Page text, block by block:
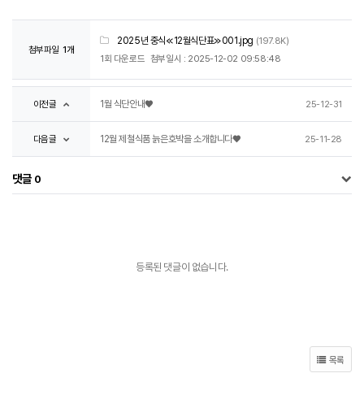
첨부파일 1개
2025년 중식≪12월식단표≫001.jpg (197.8K)
1회 다운로드 첨부일시 : 2025-12-02 09:58:48
이전글 1월 식단안내♥ 25-12-31
다음글 12월 제철식품 늙은호박을 소개합니다♥ 25-11-28
댓글 0
등록된 댓글이 없습니다.
목록